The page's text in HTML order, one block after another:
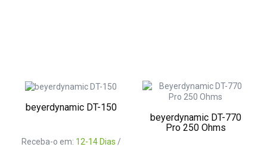
beyerdynamic DT-150
Receba-o em: 12-14 Dias /
beyerdynamic DT-770
Pro 250 Ohms